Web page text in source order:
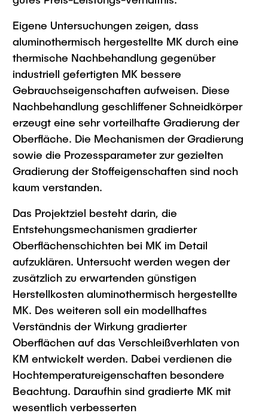
Lehre und Lernen
Best Practices Lehre
Hochschuldidaktik - ZLL
Lehre im europäischen Verbund (ECIU)
WorkINGLab / Makerspace
Interdisziplinärer Workshop des FSP
„Biobasierte Prozesse und
Reaktortechnologien“
Forschung und Institute
Studienbereich FIT
Institute im Überblick
Eigene Untersuchungen zeigen, dass
aluminothermisch hergestellte MK durch eine
thermische Nachbehandlung gegenüber
industriell gefertigten MK bessere
Gebrauchseigenschaften aufweisen. Diese
Nachbehandlung geschliffener Schneidkörper
erzeugt eine sehr vorteilhafte Gradierung der
Oberfläche. Die Mechanismen der Gradierung
sowie die Prozessparameter zur gezielten
Gradierung der Stoffeigenschaften sind noch
kaum verstanden.
Das Projektziel besteht darin, die
Entstehungsmechanismen gradierter
Oberflächenschichten bei MK im Detail
aufzuklären. Untersucht werden wegen der
zusätzlich zu erwartenden günstigen
Herstellkosten aluminothermisch hergestellte
MK. Des weiteren soll ein modellhaftes
Verständnis der Wirkung gradierter
Oberflächen auf das Verschleißverhlaten von
KM entwickelt werden. Dabei verdienen die
Hochtemperatureigenschaften besondere
Beachtung. Daraufhin sind gradierte MK mit
wesentlich verbesserten